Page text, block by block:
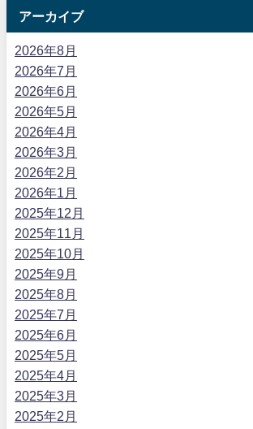
アーカイブ
2026年8月
2026年7月
2026年6月
2026年5月
2026年4月
2026年3月
2026年2月
2026年1月
2025年12月
2025年11月
2025年10月
2025年9月
2025年8月
2025年7月
2025年6月
2025年5月
2025年4月
2025年3月
2025年2月